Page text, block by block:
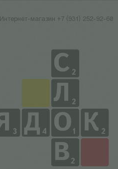
Интернет-магазин +7 (931) 252-92-60